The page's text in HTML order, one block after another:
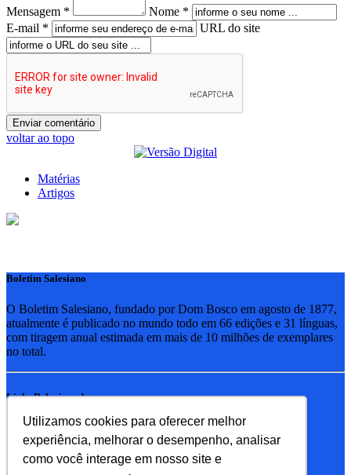
Utilizamos cookies para oferecer melhor
experiência, melhorar o desempenho, analisar
como você interage em nosso site e
Mensagem *
Nome *
E-mail *
URL do site
voltar ao topo
Matérias
Artigos
Boletim Salesiano
O Boletim Salesiano, fundado por Dom Bosco em agosto de 1877,
atualmente é publicado no mundo todo em 66 edições e 31 línguas,
com tiragem anual estimada em mais de 10 milhões de exemplares
no total.
Links Relacionados
RSB - Rede Salesiana Brasil
EDEBE - Editora
UPV - União pela Vida